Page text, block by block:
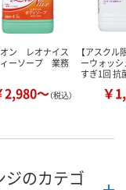
ン レオナイス
ーソープ 業務
2,980～（税込）
【アスクル
ーウォッ
すぎ1回
￥
ジのカテゴ